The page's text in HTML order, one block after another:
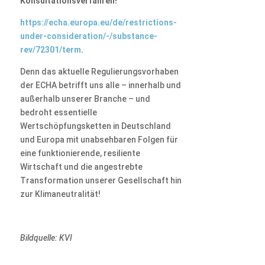
https://echa.europa.eu/de/restrictions-
under-consideration/-/substance-
rev/72301/term.
Denn das aktuelle Regulierungsvorhaben
der ECHA betrifft uns alle – innerhalb und
außerhalb unserer Branche – und
bedroht essentielle
Wertschöpfungsketten in Deutschland
und Europa mit unabsehbaren Folgen für
eine funktionierende, resiliente
Wirtschaft und die angestrebte
Transformation unserer Gesellschaft hin
zur Klimaneutralität!
Bildquelle: KVI